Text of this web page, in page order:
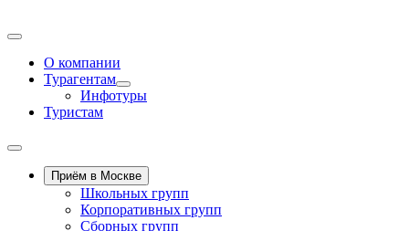
О компании
Турагентам
Инфотуры
Туристам
Приём в Москве
Школьных групп
Корпоративных групп
Сборных групп